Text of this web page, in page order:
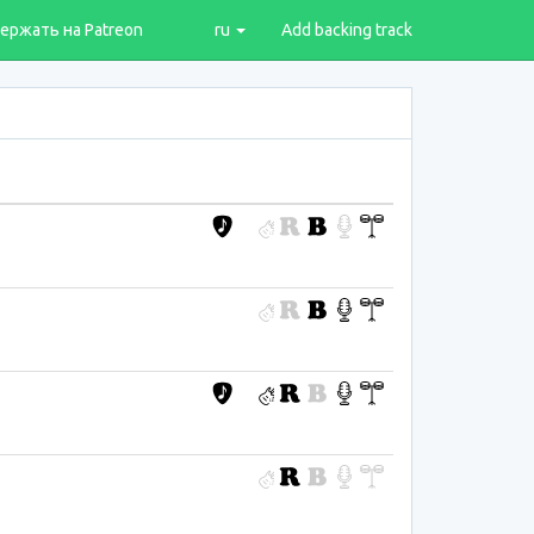
на Patreon ru Add backing track